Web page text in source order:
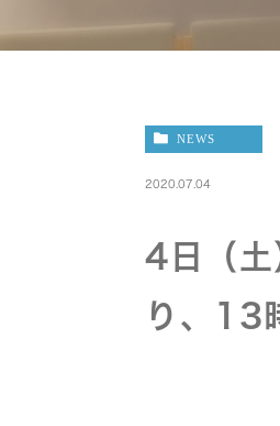
NEWS
2020.07.04
4日（土
り、13